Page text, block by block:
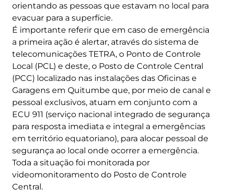
orientando as pessoas que estavam no local para
evacuar para a superfície.
É importante referir que em caso de emergência
a primeira ação é alertar, através do sistema de
telecomunicações TETRA, o Ponto de Controle
Local (PCL) e deste, o Posto de Controle Central
(PCC) localizado nas instalações das Oficinas e
Garagens em Quitumbe que, por meio de canal e
pessoal exclusivos, atuam em conjunto com a
ECU 911 (serviço nacional integrado de segurança
para resposta imediata e integral a emergências
em território equatoriano), para alocar pessoal de
segurança ao local onde ocorrer a emergência.
Toda a situação foi monitorada por
videomonitoramento do Posto de Controle
Central.